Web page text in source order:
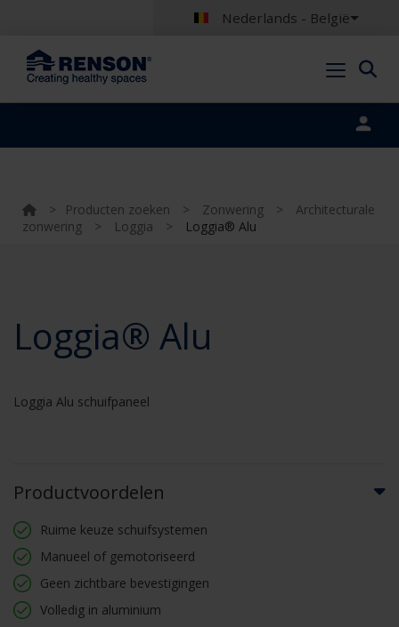
Nederlands - België
> Producten zoeken > Zonwering >
Architecturale
zonwering
> Loggia > Loggia® Alu
Loggia® Alu
Loggia Alu schuifpaneel
Productvoordelen
Ruime keuze schuifsystemen
Manueel of gemotoriseerd
Geen zichtbare bevestigingen
Volledig in aluminium